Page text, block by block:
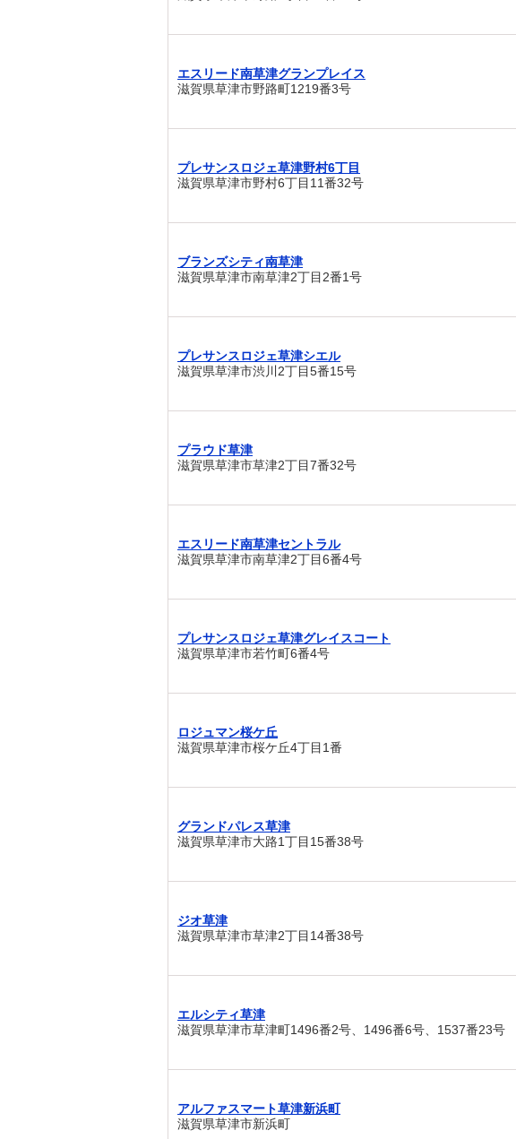
エスリード南草津グランプレイス
滋賀県草津市野路町1219番3号
プレサンスロジェ草津野村6丁目
滋賀県草津市野村6丁目11番32号
ブランズシティ南草津
滋賀県草津市南草津2丁目2番1号
プレサンスロジェ草津シエル
滋賀県草津市渋川2丁目5番15号
プラウド草津
滋賀県草津市草津2丁目7番32号
エスリード南草津セントラル
滋賀県草津市南草津2丁目6番4号
プレサンスロジェ草津グレイスコート
滋賀県草津市若竹町6番4号
ロジュマン桜ケ丘
滋賀県草津市桜ケ丘4丁目1番
グランドパレス草津
滋賀県草津市大路1丁目15番38号
ジオ草津
滋賀県草津市草津2丁目14番38号
エルシティ草津
滋賀県草津市草津町1496番2号、1496番6号、1537番23号
アルファスマート草津新浜町
滋賀県草津市新浜町